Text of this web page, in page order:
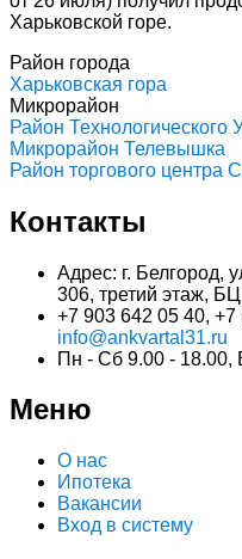
Харьковской горе.
Район города
Харьковская гора
Микрорайон
Район Технологического
Микрорайон Телевышка
Район торгового центра
Контакты
Адрес: г. Белгород,
306, третий этаж,
+7 903 642 05 40,
info@ankvartal31.ru
Пн - Сб 9.00 - 18.00,
Меню
О нас
Ипотека
Вакансии
Вход в систему